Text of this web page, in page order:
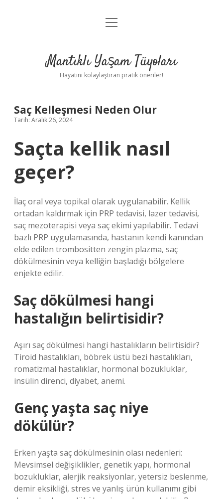
Anasayfa
Yasal Uyarı
menüyü
Mantıklı Yaşam Tüyoları
Hayatını kolaylaştıran pratik öneriler!
Saç Kelleşmesi Neden Olur
Tarih: Aralık 26, 2024
Saçta kellik nasıl
geçer?
İlaç oral veya topikal olarak uygulanabilir. Kellik
ortadan kaldırmak için PRP tedavisi, lazer tedavisi,
saç mezoterapisi veya saç ekimi yapılabilir. Tedavi
bazlı PRP uygulamasında, hastanın kendi kanından
elde edilen trombositten zengin plazma, saç
dökülmesinin veya kelliğin başladığı bölgelere
enjekte edilir.
Saç dökülmesi hangi
hastalığın belirtisidir?
Aşırı saç dökülmesi hangi hastalıkların belirtisidir?
Tiroid hastalıkları, böbrek üstü bezi hastalıkları,
romatizmal hastalıklar, hormonal bozukluklar,
insülin direnci, diyabet, anemi.
Genç yaşta saç niye
dökülür?
Erken yaşta saç dökülmesinin olası nedenleri:
Mevsimsel değişiklikler, genetik yapı, hormonal
bozukluklar, alerjik reaksiyonlar, yetersiz beslenme,
demir eksikliği, stres ve yanlış ürün kullanımı gibi